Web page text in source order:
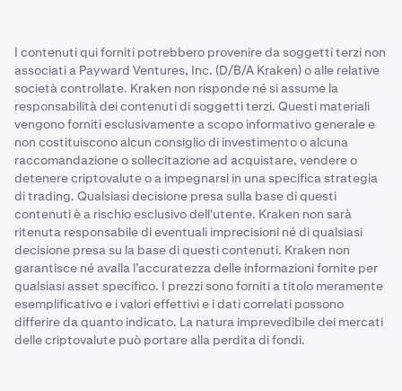
I contenuti qui forniti potrebbero provenire da soggetti terzi non
associati a Payward Ventures, Inc. (D/B/A Kraken) o alle relative
società controllate. Kraken non risponde né si assume la
responsabilità dei contenuti di soggetti terzi. Questi materiali
vengono forniti esclusivamente a scopo informativo generale e
non costituiscono alcun consiglio di investimento o alcuna
raccomandazione o sollecitazione ad acquistare, vendere o
detenere criptovalute o a impegnarsi in una specifica strategia
di trading. Qualsiasi decisione presa sulla base di questi
contenuti è a rischio esclusivo dell'utente. Kraken non sarà
ritenuta responsabile di eventuali imprecisioni né di qualsiasi
decisione presa su la base di questi contenuti. Kraken non
garantisce né avalla l’accuratezza delle informazioni fornite per
qualsiasi asset specifico. I prezzi sono forniti a titolo meramente
esemplificativo e i valori effettivi e i dati correlati possono
differire da quanto indicato. La natura imprevedibile dei mercati
delle criptovalute può portare alla perdita di fondi.